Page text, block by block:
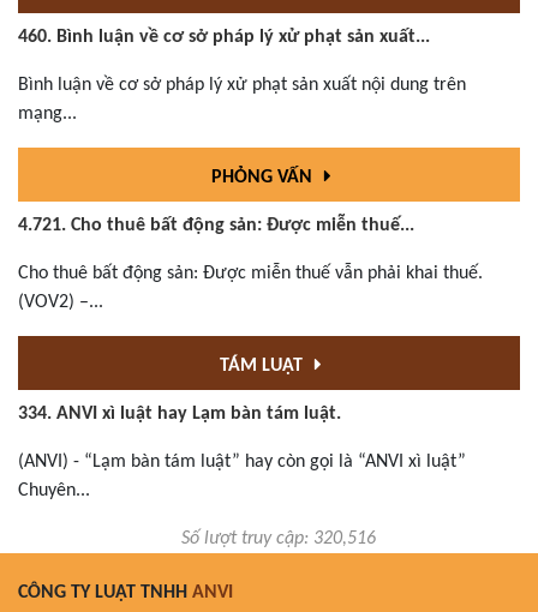
460. Bình luận về cơ sở pháp lý xử phạt sản xuất...
Bình luận về cơ sở pháp lý xử phạt sản xuất nội dung trên
mạng...
PHỎNG VẤN
4.721. Cho thuê bất động sản: Được miễn thuế...
Cho thuê bất động sản: Được miễn thuế vẫn phải khai thuế.
(VOV2) –...
TÁM LUẬT
334. ANVI xì luật hay Lạm bàn tám luật.
(ANVI) - “Lạm bàn tám luật” hay còn gọi là “ANVI xì luật”
Chuyên...
Số lượt truy cập: 320,516
CÔNG TY LUẬT TNHH ANVI